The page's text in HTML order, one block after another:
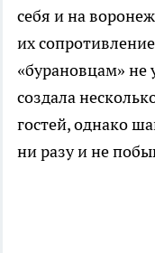
себя и на
их
«бурановцам» не
создала
гостей, однако
ни разу и не